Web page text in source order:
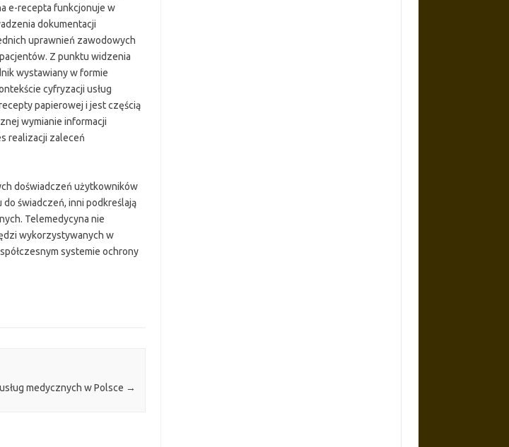
e-recepta funkcjonuje w
dokumentacji
uprawnień zawodowych
Z punktu widzenia
wystawiany w formie
cyfryzacji usług
papierowej i jest częścią
wymianie informacji
realizacji zaleceń
doświadczeń użytkowników
świadczeń, inni podkreślają
Telemedycyna nie
wykorzystywanych w
systemie ochrony
medycznych w Polsce →